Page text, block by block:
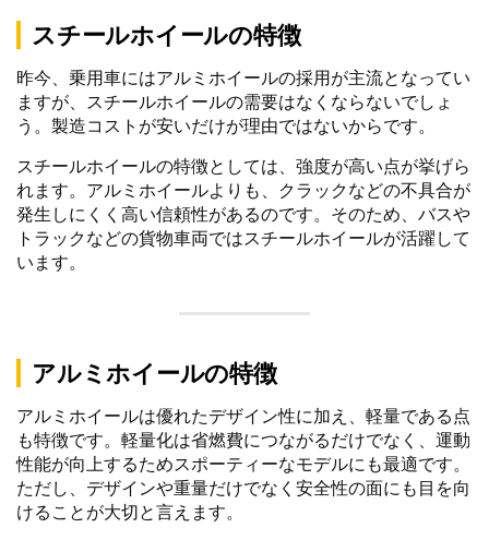
スチールホイールの特徴
昨今、乗用車にはアルミホイールの採用が主流となってい
ますが、スチールホイールの需要はなくならないでしょ
う。製造コストが安いだけが理由ではないからです。
スチールホイールの特徴としては、強度が高い点が挙げら
れます。アルミホイールよりも、クラックなどの不具合が
発生しにくく高い信頼性があるのです。そのため、バスや
トラックなどの貨物車両ではスチールホイールが活躍して
います。
アルミホイールの特徴
アルミホイールは優れたデザイン性に加え、軽量である点
も特徴です。軽量化は省燃費につながるだけでなく、運動
性能が向上するためスポーティーなモデルにも最適です。
ただし、デザインや重量だけでなく安全性の面にも目を向
けることが大切と言えます。